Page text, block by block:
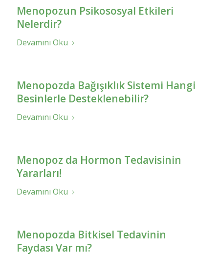
Menopozun Psikososyal Etkileri
Nelerdir?
Devamını Oku
Menopozda Bağışıklık Sistemi Hangi
Besinlerle Desteklenebilir?
Devamını Oku
Menopoz da Hormon Tedavisinin
Yararları!
Devamını Oku
Menopozda Bitkisel Tedavinin
Faydası Var mı?